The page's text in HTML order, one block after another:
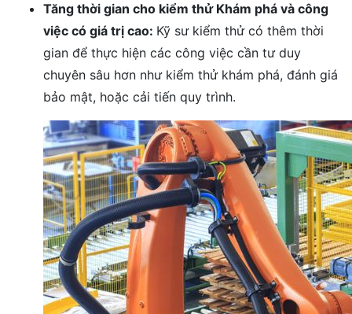
Tăng thời gian cho kiểm thử Khám phá và công
việc có giá trị cao: Kỹ sư kiểm thử có thêm thời
gian để thực hiện các công việc cần tư duy
chuyên sâu hơn như kiểm thử khám phá, đánh giá
bảo mật, hoặc cải tiến quy trình.